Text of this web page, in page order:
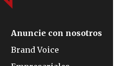
Anuncie con nosotros
Brand Voice